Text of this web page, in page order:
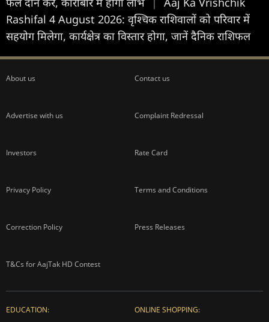
Rashifal 4 August 2026: वृश्चिक राशिवालों को परिवार में
सहयोग मिलेगा, कार्यक्षेत्र का विस्तार होगा, जानें दैनिक राशिफल
About us Contact us
Advertise with us Complaint Redressal
Investors Rate Card
Privacy Policy Terms and Conditions
Correction Policy Press Releases
T&Cs for AajTak HD Contest
EDUCATION: ONLINE SHOPPING: